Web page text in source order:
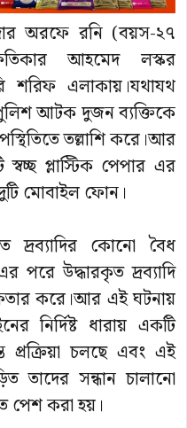
অরফে রনি (বয়স-২৭
আহমেদ লস্কর
শরিফ এলাকায়।যথাযথ
আটক দুজন ব্যক্তিকে
তল্লাশি করে।আর
প্লাস্টিক পেপার এর
মোবাইল ফোন।
দ্রব্যাদির কোনো বৈধ
পরে উদ্ধারকৃত দ্রব্যাদি
করে।আর এই ঘটনায়
নির্দিষ্ট ধারায় একটি
প্রক্রিয়া চলছে এবং এই
তাদের সন্ধান চালানো
পেশ করা হয়।